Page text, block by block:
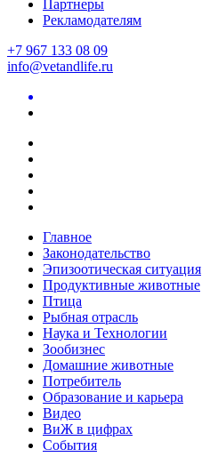
Партнеры
Рекламодателям
+7 967 133 08 09
info@vetandlife.ru
Главное
Законодательство
Эпизоотическая ситуация
Продуктивные животные
Птица
Рыбная отрасль
Наука и Технологии
Зообизнес
Домашние животные
Потребитель
Образование и карьера
Видео
ВиЖ в цифрах
События